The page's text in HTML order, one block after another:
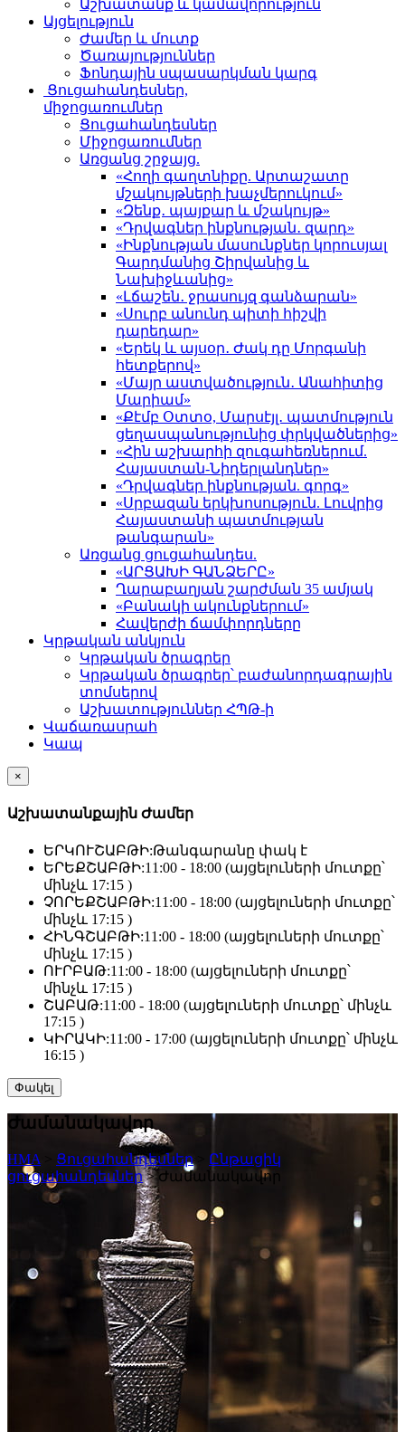
Աշխատանք և կամավորություն
Այցելություն
Ժամեր և մուտք
Ծառայություններ
Ֆոնդային սպասարկման կարգ
Ցուցահանդեսներ,
միջոցառումներ
Ցուցահանդեսներ
Միջոցառումներ
Առցանց շրջայց.
«Հողի գաղտնիքը. Արտաշատը
մշակույթների խաչմերուկում»
«Զենք․ պայքար և մշակույթ»
«Դրվագներ ինքնության․ զարդ»
«Ինքնության մասունքներ կորուսյալ
Գարդմանից Շիրվանից և
Նախիջևանից»
«Լճաշեն․ ջրասույզ գանձարան»
«Սուրբ անունդ պիտի հիշվի
դարեդար»
«Երեկ և այսօր․ Ժակ դը Մորգանի
հետքերով»
«Մայր աստվածություն․ Անահիտից
Մարիամ»
«Քէմբ Օտտօ, Մարսէյլ․ պատմություն
ցեղասպանությունից փրկվածներից»
«Հին աշխարհի զուգահեռներում.
Հայաստան-Նիդերլանդներ»
«Դրվագներ ինքնության. գորգ»
«Սրբազան երկխոսություն. Լուվրից
Հայաստանի պատմության
թանգարան»
Առցանց ցուցահանդես.
«ԱՐՑԱԽԻ ԳԱՆՁԵՐԸ»
Ղարաբաղյան շարժման 35 ամյակ
«Բանակի ակունքներում»
Հավերժի ճամփորդները
Կրթական անկյուն
Կրթական ծրագրեր
Կրթական ծրագրեր՝ բաժանորդագրային
տոմսերով
Աշխատություններ ՀՊԹ-ի
Վաճառասրահ
Կապ
×
Աշխատանքային Ժամեր
ԵՐԿՈՒՇԱԲԹԻ:Թանգարանը փակ է
ԵՐԵՔՇԱԲԹԻ:11:00 - 18:00 (այցելուների մուտքը՝
մինչև 17:15 )
ՉՈՐԵՔՇԱԲԹԻ:11:00 - 18:00 (այցելուների մուտքը՝
մինչև 17:15 )
ՀԻՆԳՇԱԲԹԻ:11:00 - 18:00 (այցելուների մուտքը՝
մինչև 17:15 )
ՈՒՐԲԱԹ:11:00 - 18:00 (այցելուների մուտքը՝
մինչև 17:15 )
ՇԱԲԱԹ:11:00 - 18:00 (այցելուների մուտքը՝ մինչև
17:15 )
ԿԻՐԱԿԻ:11:00 - 17:00 (այցելուների մուտքը՝ մինչև
16:15 )
Փակել
Ժամանակավոր
HMA Ցուցահանդեսներ> Ընթացիկ
ցուցահանդեսներ>Ժամանակավոր